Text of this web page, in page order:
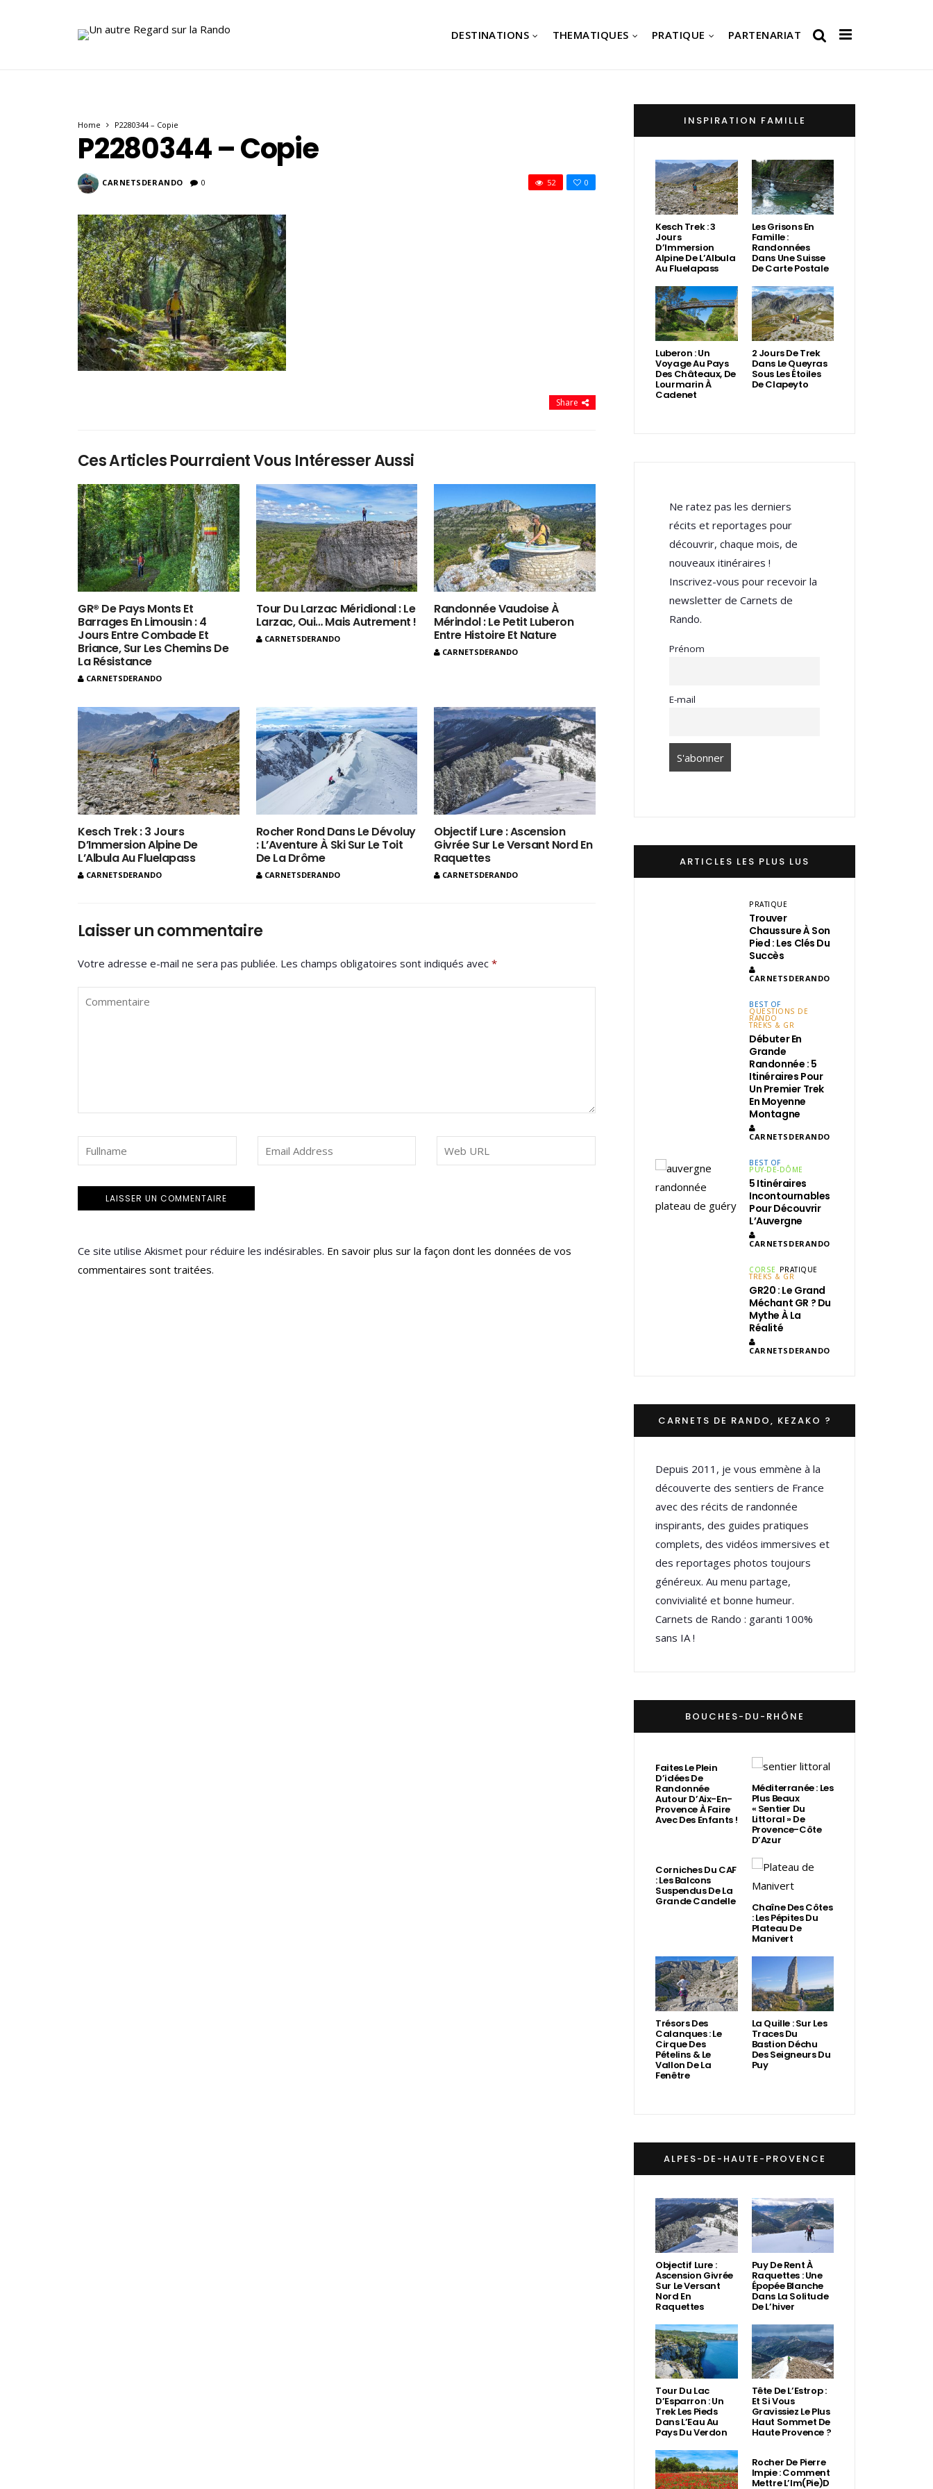
DESTINATIONS THEMATIQUES PRATIQUE PARTENARIAT
Home P2280344 – Copie
P2280344 – Copie
CARNETSDERANDO 0 0
52
Share
Ces Articles Pourraient Vous Intéresser Aussi
GR® De Pays Monts Et
Barrages En Limousin : 4
Jours Entre Combade Et
Briance, Sur Les Chemins De
La Résistance
CARNETSDERANDO
Tour Du Larzac Méridional : Le
Larzac, Oui… Mais Autrement !
CARNETSDERANDO
Randonnée Vaudoise À
Mérindol : Le Petit Luberon
Entre Histoire Et Nature
CARNETSDERANDO
Kesch Trek : 3 Jours
D’Immersion Alpine De
L’Albula Au Fluelapass
CARNETSDERANDO
Rocher Rond Dans Le Dévoluy
: L’Aventure À Ski Sur Le Toit
De La Drôme
CARNETSDERANDO
Objectif Lure : Ascension
Givrée Sur Le Versant Nord En
Raquettes
CARNETSDERANDO
Laisser un commentaire
Votre adresse e-mail ne sera pas publiée. Les champs obligatoires sont indiqués avec *
Ce site utilise Akismet pour réduire les indésirables. En savoir plus sur la façon dont les données de vos
commentaires sont traitées.
INSPIRATION FAMILLE
Kesch Trek : 3
Jours
D’Immersion
Alpine De L’Albula
Au Fluelapass
Les Grisons En
Famille :
Randonnées
Dans Une Suisse
De Carte Postale
Luberon : Un
Voyage Au Pays
Des Châteaux, De
Lourmarin À
Cadenet
2 Jours De Trek
Dans Le Queyras
Sous Les Étoiles
De Clapeyto
Ne ratez pas les derniers
récits et reportages pour
découvrir, chaque mois, de
nouveaux itinéraires !
Inscrivez-vous pour recevoir la
newsletter de Carnets de
Rando.
Prénom
E-mail
ARTICLES LES PLUS LUS
PRATIQUE
Trouver
Chaussure À Son
Pied : Les Clés Du
Succès
CARNETSDERANDO
BEST OF
QUESTIONS DE
RANDO
TREKS & GR
Débuter En
Grande
Randonnée : 5
Itinéraires Pour
Un Premier Trek
En Moyenne
Montagne
CARNETSDERANDO
BEST OF
PUY-DE-DÔME
5 Itinéraires
Incontournables
Pour Découvrir
L’Auvergne
CARNETSDERANDO
CORSE PRATIQUE
TREKS & GR
GR20 : Le Grand
Méchant GR ? Du
Mythe À La
Réalité
CARNETSDERANDO
CARNETS DE RANDO, KEZAKO ?
Depuis 2011, je vous emmène à la
découverte des sentiers de France
avec des récits de randonnée
inspirants, des guides pratiques
complets, des vidéos immersives et
des reportages photos toujours
généreux. Au menu partage,
convivialité et bonne humeur.
Carnets de Rando : garanti 100%
sans IA !
BOUCHES-DU-RHÔNE
Faites Le Plein
D’idées De
Randonnée
Autour D’Aix-En-
Provence À Faire
Avec Des Enfants !
Méditerranée : Les
Plus Beaux
« Sentier Du
Littoral » De
Provence-Côte
D’Azur
Corniches Du CAF
: Les Balcons
Suspendus De La
Grande Candelle Chaîne Des Côtes
: Les Pépites Du
Plateau De
Manivert
Trésors Des
Calanques : Le
Cirque Des
Pételins & Le
Vallon De La
Fenêtre
La Quille : Sur Les
Traces Du
Bastion Déchu
Des Seigneurs Du
Puy
ALPES-DE-HAUTE-PROVENCE
Objectif Lure :
Ascension Givrée
Sur Le Versant
Nord En
Raquettes
Puy De Rent À
Raquettes : Une
Épopée Blanche
Dans La Solitude
De L’hiver
Tour Du Lac
D’Esparron : Un
Trek Les Pieds
Dans L’Eau Au
Pays Du Verdon
Tête De L’Estrop :
Et Si Vous
Gravissiez Le Plus
Haut Sommet De
Haute Provence ?
Rocher De Pierre
Impie : Comment
Mettre L’Im(Pie)d